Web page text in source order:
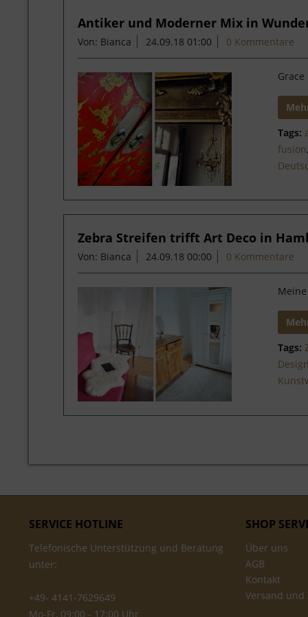
Antiker und Moderner Mix in
Von: Bianca 24.09.18 01:00 0 Kommentare
Tags:
fusion,
Zebra Streifen trifft Art Deco in
Von: Bianca 24.09.18 00:00 0 Kommentare
Tags:
Design
SERVICE HOTLINE
Telefonische Unterstützung und Beratung
unter:
+49- 4141-7629649
Mo-Fr, 09:00 - 17:00 Uhr
SHOP
Über uns
AGB
Kontakt
Versand und